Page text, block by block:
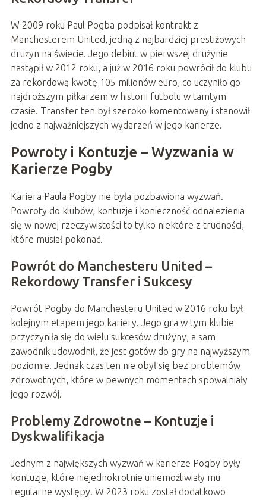
W 2009 roku Paul Pogba podpisał kontrakt z
Manchesterem United, jedną z najbardziej prestiżowych
drużyn na świecie. Jego debiut w pierwszej drużynie
nastąpił w 2012 roku, a już w 2016 roku powrócił do klubu
za rekordową kwotę 105 milionów euro, co uczyniło go
najdroższym piłkarzem w historii futbolu w tamtym
czasie. Transfer ten był szeroko komentowany i stanowił
jedno z najważniejszych wydarzeń w jego karierze.
Powroty i Kontuzje – Wyzwania w
Karierze Pogby
Kariera Paula Pogby nie była pozbawiona wyzwań.
Powroty do klubów, kontuzje i konieczność odnalezienia
się w nowej rzeczywistości to tylko niektóre z trudności,
które musiał pokonać.
Powrót do Manchesteru United –
Rekordowy Transfer i Sukcesy
Powrót Pogby do Manchesteru United w 2016 roku był
kolejnym etapem jego kariery. Jego gra w tym klubie
przyczyniła się do wielu sukcesów drużyny, a sam
zawodnik udowodnił, że jest gotów do gry na najwyższym
poziomie. Jednak czas ten nie obył się bez problemów
zdrowotnych, które w pewnych momentach spowalniały
jego rozwój.
Problemy Zdrowotne – Kontuzje i
Dyskwalifikacja
Jednym z największych wyzwań w karierze Pogby były
kontuzje, które niejednokrotnie uniemożliwiały mu
regularne występy. W 2023 roku został dodatkowo